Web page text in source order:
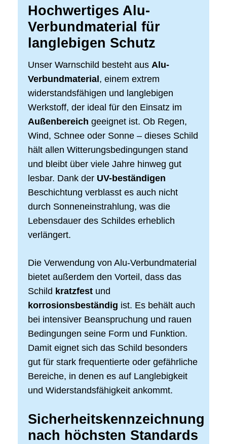
Hochwertiges Alu-
Verbundmaterial für
langlebigen Schutz
Unser Warnschild besteht aus Alu-
Verbundmaterial , einem extrem
widerstandsfähigen und langlebigen
Werkstoff, der ideal für den Einsatz im
Außenbereich geeignet ist. Ob Regen,
Wind, Schnee oder Sonne – dieses Schild
hält allen Witterungsbedingungen stand
und bleibt über viele Jahre hinweg gut
lesbar. Dank der UV-beständigen
Beschichtung verblasst es auch nicht
durch Sonneneinstrahlung, was die
Lebensdauer des Schildes erheblich
verlängert.
Die Verwendung von Alu-Verbundmaterial
bietet außerdem den Vorteil, dass das
Schild kratzfest und
korrosionsbeständig ist. Es behält auch
bei intensiver Beanspruchung und rauen
Bedingungen seine Form und Funktion.
Damit eignet sich das Schild besonders
gut für stark frequentierte oder gefährliche
Bereiche, in denen es auf Langlebigkeit
und Widerstandsfähigkeit ankommt.
Sicherheitskennzeichnung
nach höchsten Standards